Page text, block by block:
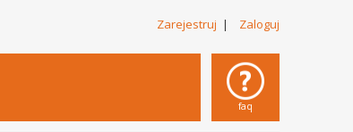
Zarejestruj | Zaloguj
faq